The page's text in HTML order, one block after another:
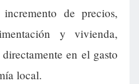
de precios,
y vivienda,
en el gasto
local.